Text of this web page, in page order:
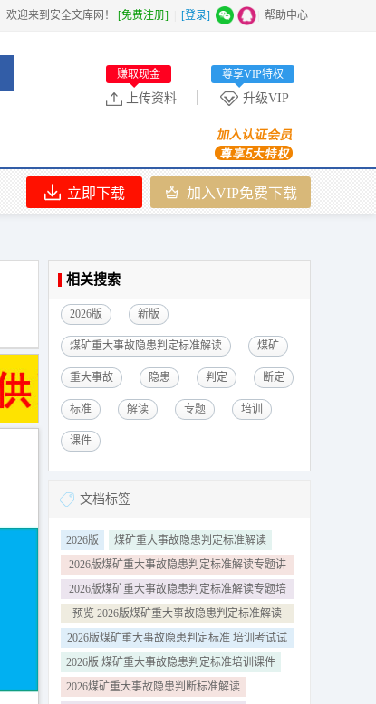
欢迎来到安全文库网！ [免费注册] [登录] 帮助中心
升级VIP
尊享VIP特权
上传资料
赚取现金
立即下载 加入VIP免费下载
相关搜索
2026版 新版
煤矿重大事故隐患判定标准解读 煤矿
重大事故 隐患 判定 断定
标准 解读 专题 培训
课件
文档标签
2026版
煤矿重大事故隐患判定标准解读
2026版煤矿重大事故隐患判定标准解读专题讲
座
2026版煤矿重大事故隐患判定标准解读专题培
训课件
预览 2026版煤矿重大事故隐患判定标准解读
word
2026版煤矿重大事故隐患判定标准 培训考试试
卷
2026版 煤矿重大事故隐患判定标准培训课件
2026煤矿重大事故隐患判断标准解读